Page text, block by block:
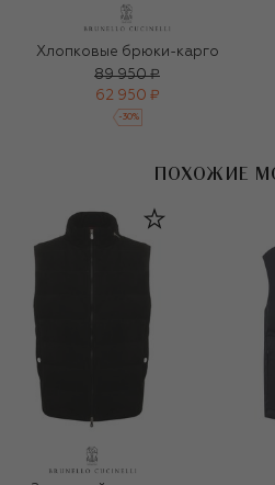
Хлопковые брюки-карго
89 950 ₽
62 950 ₽
-30%
ПОХОЖИЕ